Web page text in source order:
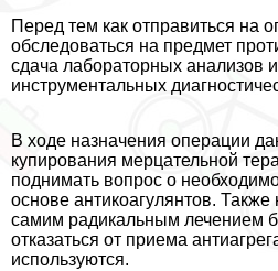
Перед тем как отправиться на
обследоваться на предмет
сдача лабораторных анализов
инструментальных
В ходе назначения операции
купирования мерцательной
поднимать вопрос о
основе антикоагулянтов.
самим радикальным лечением
отказаться от приема
используются.